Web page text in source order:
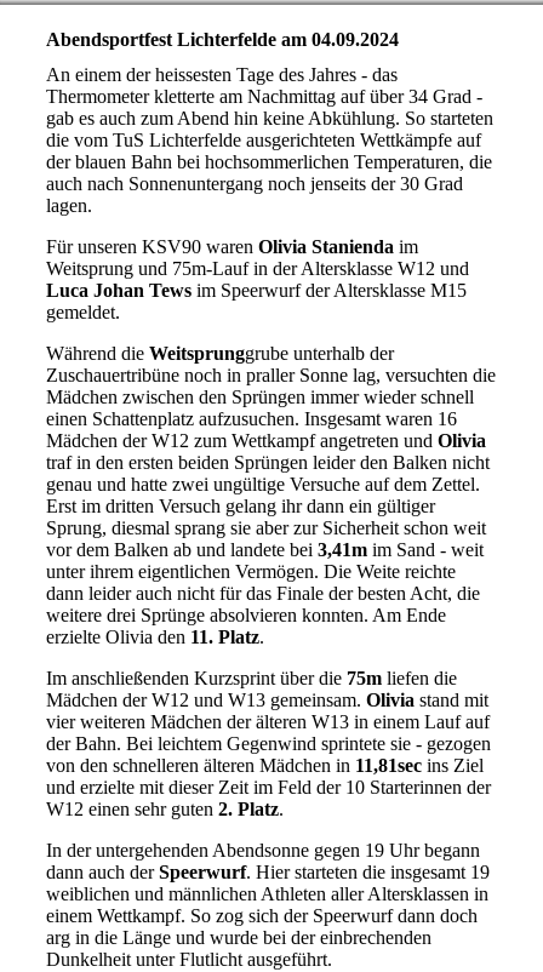
Abendsportfest Lichterfelde am 04.09.2024
An einem der heissesten Tage des Jahres - das
Thermometer kletterte am Nachmittag auf über 34 Grad -
gab es auch zum Abend hin keine Abkühlung. So starteten
die vom TuS Lichterfelde ausgerichteten Wettkämpfe auf
der blauen Bahn bei hochsommerlichen Temperaturen, die
auch nach Sonnenuntergang noch jenseits der 30 Grad
lagen.
Für unseren KSV90 waren Olivia Stanienda im
Weitsprung und 75m-Lauf in der Altersklasse W12 und
Luca Johan Tewsim Speerwurf der Altersklasse M15
gemeldet.
Während die Weitsprunggrube unterhalb der
Zuschauertribüne noch in praller Sonne lag, versuchten die
Mädchen zwischen den Sprüngen immer wieder schnell
einen Schattenplatz aufzusuchen. Insgesamt waren 16
Mädchen der W12 zum Wettkampf angetreten und Olivia
traf in den ersten beiden Sprüngen leider den Balken nicht
genau und hatte zwei ungültige Versuche auf dem Zettel.
Erst im dritten Versuch gelang ihr dann ein gültiger
Sprung, diesmal sprang sie aber zur Sicherheit schon weit
vor dem Balken ab und landete bei 3,41mim Sand - weit
unter ihrem eigentlichen Vermögen. Die Weite reichte
dann leider auch nicht für das Finale der besten Acht, die
weitere drei Sprünge absolvieren konnten. Am Ende
erzielte Olivia den 11. Platz.
Im anschließenden Kurzsprint über die 75mliefen die
Mädchen der W12 und W13 gemeinsam. Olivia stand mit
vier weiteren Mädchen der älteren W13 in einem Lauf auf
der Bahn. Bei leichtem Gegenwind sprintete sie - gezogen
von den schnelleren älteren Mädchen in 11,81sec ins Ziel
und erzielte mit dieser Zeit im Feld der 10 Starterinnen der
W12 einen sehr guten 2. Platz.
In der untergehenden Abendsonne gegen 19 Uhr begann
dann auch derSpeerwurf. Hier starteten die insgesamt 19
weiblichen und männlichen Athleten aller Altersklassen in
einem Wettkampf. So zog sich der Speerwurf dann doch
arg in die Länge und wurde bei der einbrechenden
Dunkelheit unter Flutlicht ausgeführt.